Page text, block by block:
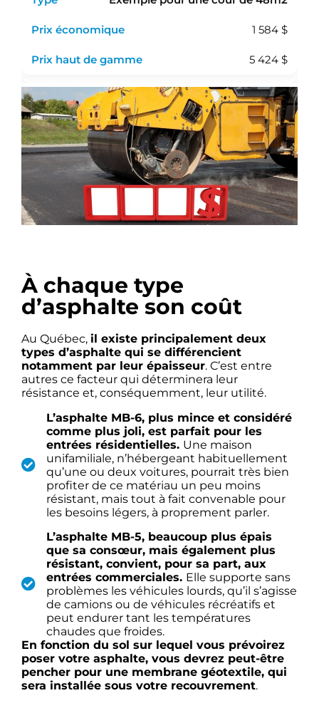
1 584 $
5 424 $
À chaque type
d’asphalte son coût
Au Québec, il existe principalement deux
types d’asphalte qui se différencient
notamment par leur épaisseur. C’est entre
autres ce facteur qui déterminera leur
résistance et, conséquemment, leur utilité.
L’asphalte MB-6, plus mince et considéré
comme plus joli, est parfait pour les
entrées résidentielles. Une maison
unifamiliale, n’hébergeant habituellement
qu’une ou deux voitures, pourrait très bien
profiter de ce matériau un peu moins
résistant, mais tout à fait convenable pour
les besoins légers, à proprement parler.
L’asphalte MB-5, beaucoup plus épais
que sa consœur, mais également plus
résistant, convient, pour sa part, aux
entrées commerciales. Elle supporte sans
problèmes les véhicules lourds, qu’il s’agisse
de camions ou de véhicules récréatifs et
peut endurer tant les températures
chaudes que froides.
En fonction du sol sur lequel vous prévoirez
poser votre asphalte, vous devrez peut-être
pencher pour une membrane géotextile, qui
sera installée sous votre recouvrement.